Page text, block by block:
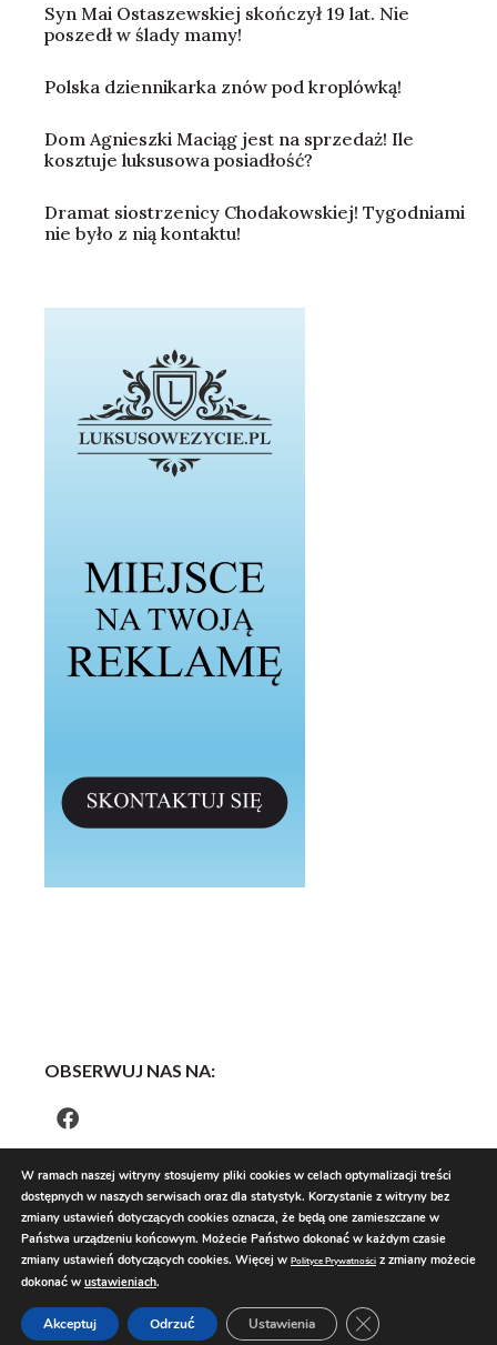
Syn Mai Ostaszewskiej skończył 19 lat. Nie
poszedł w ślady mamy!
Polska dziennikarka znów pod kroplówką!
Dom Agnieszki Maciąg jest na sprzedaż! Ile
kosztuje luksusowa posiadłość?
Dramat siostrzenicy Chodakowskiej! Tygodniami
nie było z nią kontaktu!
OBSERWUJ NAS NA:
W ramach naszej witryny stosujemy pliki cookies w celach optymalizacji treści
dostępnych w naszych serwisach oraz dla statystyk. Korzystanie z witryny bez
zmiany ustawień dotyczących cookies oznacza, że będą one zamieszczane w
Państwa urządzeniu końcowym. Możecie Państwo dokonać w każdym czasie
zmiany ustawień dotyczących cookies. Więcej w Polityce Prywatności z zmiany możecie
dokonać w ustawieniach.
Akceptuj Odrzuć Ustawienia Zamknij panel